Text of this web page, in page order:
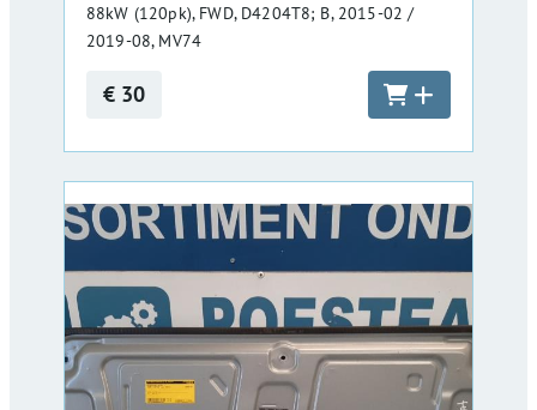
88kW (120pk), FWD, D4204T8; B, 2015-02 /
2019-08, MV74
€ 30